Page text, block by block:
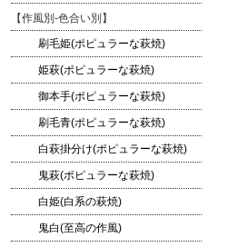
【作風別-色合い別】
刷毛姫(ポピュラーな萩焼)
姫萩(ポピュラーな萩焼)
御本手(ポピュラーな萩焼)
刷毛青(ポピュラーな萩焼)
白萩掛分け(ポピュラーな萩焼)
鬼萩(ポピュラーな萩焼)
白姫(白系の萩焼)
鬼白(至高の作風)